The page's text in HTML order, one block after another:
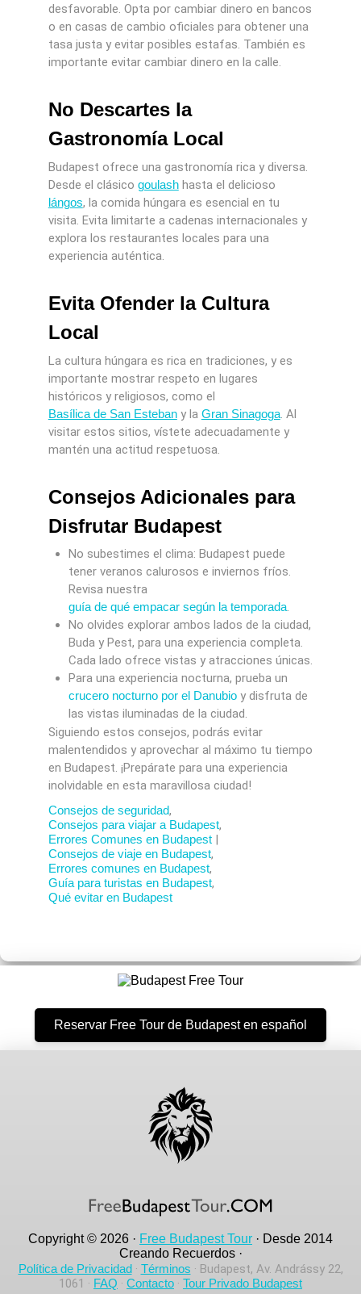
desfavorable. Opta por cambiar dinero en bancos
o en casas de cambio oficiales para obtener una
tasa justa y evitar posibles estafas. También es
importante evitar cambiar dinero en la calle.
No Descartes la
Gastronomía Local
Budapest ofrece una gastronomía rica y diversa.
Desde el clásico goulashhasta el delicioso
lángos, la comida húngara es esencial en tu
visita. Evita limitarte a cadenas internacionales y
explora los restaurantes locales para una
experiencia auténtica.
Evita Ofender la Cultura
Local
La cultura húngara es rica en tradiciones, y es
importante mostrar respeto en lugares
históricos y religiosos, como el
Basílica de San Estebany la Gran Sinagoga. Al
visitar estos sitios, vístete adecuadamente y
mantén una actitud respetuosa.
Consejos Adicionales para
Disfrutar Budapest
No subestimes el clima: Budapest puede
tener veranos calurosos e inviernos fríos.
Revisa nuestra
guía de qué empacar según la temporada.
No olvides explorar ambos lados de la ciudad,
Buda y Pest, para una experiencia completa.
Cada lado ofrece vistas y atracciones únicas.
Para una experiencia nocturna, prueba un
crucero nocturno por el Danubioy disfruta de
las vistas iluminadas de la ciudad.
Siguiendo estos consejos, podrás evitar
malentendidos y aprovechar al máximo tu tiempo
en Budapest. ¡Prepárate para una experiencia
inolvidable en esta maravillosa ciudad!
Consejos de seguridad,
Consejos para viajar a Budapest,
Errores Comunes en Budapest|
Consejos de viaje en Budapest,
Errores comunes en Budapest,
Guía para turistas en Budapest,
Qué evitar en Budapest
Reservar Free Tour de Budapest en español
Copyright © 2026 · Free Budapest Tour · Desde 2014
Creando Recuerdos ·
Política de Privacidad· Términos · Budapest, Av. Andrássy 22,
1061 · FAQ · Contacto · Tour Privado Budapest